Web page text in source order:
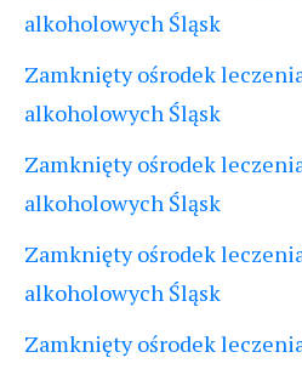
alkoholowych Śląsk
Zamknięty ośrodek
alkoholowych Śląsk
Zamknięty ośrodek
alkoholowych Śląsk
Zamknięty ośrodek
alkoholowych Śląsk
Zamknięty ośrodek